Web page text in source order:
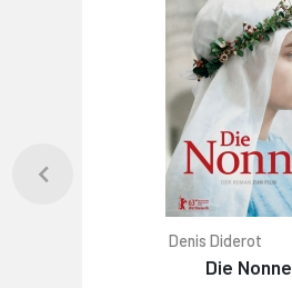
Denis Diderot
Die Nonne